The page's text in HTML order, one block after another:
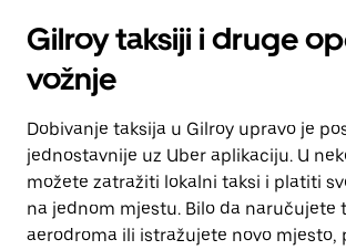
Gilroy taksiji i druge
vožnje
Dobivanje taksija u Gilroy upravo je
jednostavnije uz Uber aplikaciju. U
možete zatražiti lokalni taksi i platiti
na jednom mjestu. Bilo da naručujete
aerodroma ili istražujete novo mjesto,